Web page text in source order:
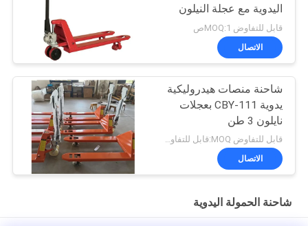
اليدوية مع عجلة النيلون
قابل للتفاوض MOQ:1ص
الاتصال
شاحنة منصات هيدروليكية
يدوية CBY-111 بعجلات
نايلون 3 طن
قابل للتفاوض MOQ:قابل للتفاوض
الاتصال
شاحنة الحمولة اليدوية